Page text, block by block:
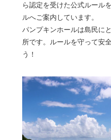
ら認定を受けた公式ルール
ルへご案内しています。
パンプキンホールは島民に
所です。ルールを守って安
う！